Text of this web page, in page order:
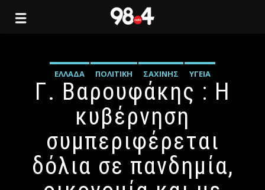
ΕΛΛΆΔΑ ΠΟΛΙΤΙΚΉ ΣΑΧΊΝΗΣ ΥΓΕΊΑ
Γ. Βαρουφάκης : Η
κυβέρνηση
συμπεριφέρεται
δόλια σε πανδημία,